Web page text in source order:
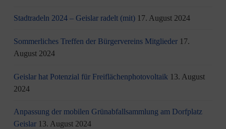
Stadtradeln 2024 – Geislar radelt (mit) 17. August 2024
Sommerliches Treffen der Bürgervereins Mitglieder 17.
August 2024
Geislar hat Potenzial für Freiflächenphotovoltaik 13. August
2024
Anpassung der mobilen Grünabfallsammlung am Dorfplatz
Geislar 13. August 2024